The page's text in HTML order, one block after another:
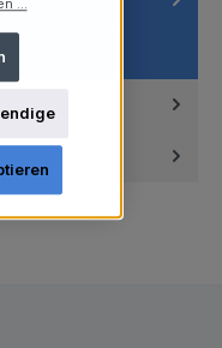
Stiften durch
...